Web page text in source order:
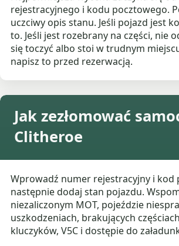
rejestracyjnego i kodu pocztowego.
uczciwy opis stanu. Jeśli pojazd jest
to. Jeśli jest rozebrany na części, nie
się toczyć albo stoi w trudnym
napisz to przed rezerwacją.
Jak zezłomować
Clitheroe
Wprowadź numer rejestracyjny i kod
następnie dodaj stan pojazdu.
niezaliczonym MOT, pojeździe
uszkodzeniach, brakujących
kluczyków, V5C i dostępie do